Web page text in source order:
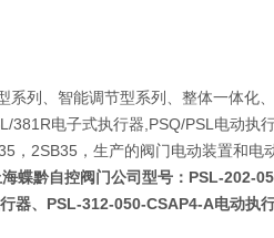
列、智能调节型系列、整体一体化
电子式执行器,PSQ/PSL电动执
，2SB35，生产的阀门电动装置和电
蝶黔自控阀门公司型号： PSL-202-
器、 PSL-312-050-CSAP4-A电动执